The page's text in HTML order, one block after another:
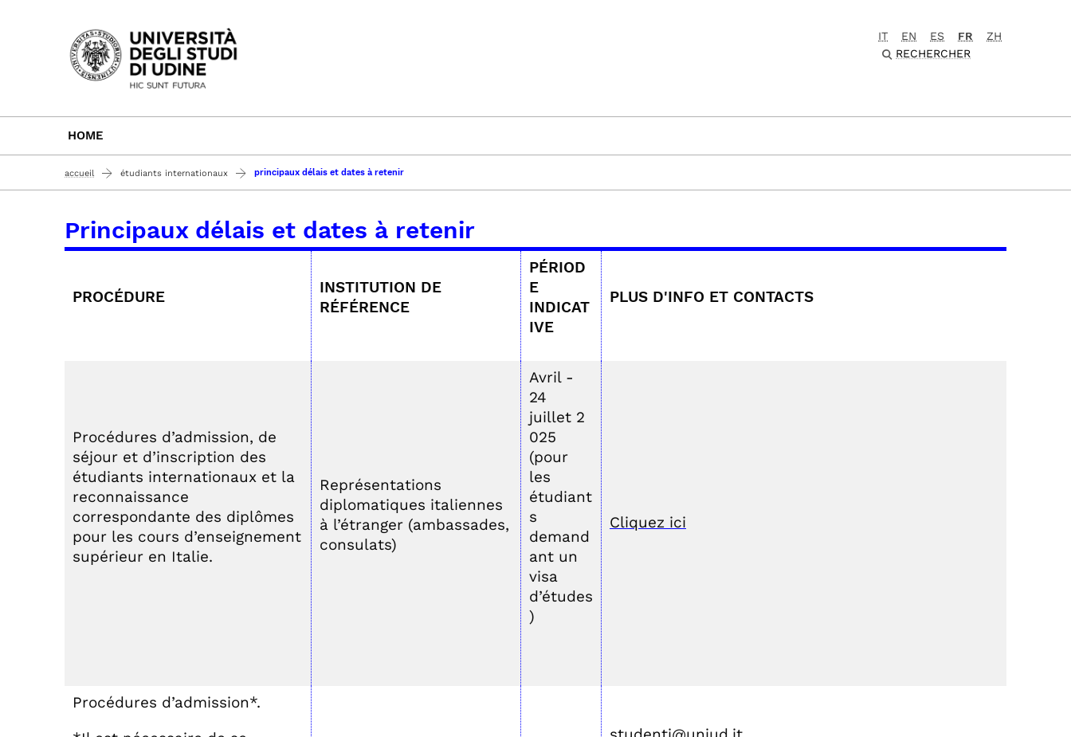
Passa al contenuto principale
IT EN ES FR
ZH
RECHERCHER
HOME
accueil étudiants internationaux principaux délais et dates à retenir
Principaux délais et dates à retenir
PROCÉDURE
INSTITUTION DE
RÉFÉRENCE
PÉRIOD
E
INDICAT
IVE
PLUS D'INFO ET CONTACTS
Procédures d’admission, de
séjour et d’inscription des
étudiants internationaux et la
reconnaissance
correspondante des diplômes
pour les cours d’enseignement
supérieur en Italie.
Représentations
diplomatiques italiennes
à l’étranger (ambassades,
consulats)
Avril -
24
juillet 2
025
(pour
les
étudiant
s
demand
ant un
visa
d’études
)
Cliquez ici
Procédures d’admission*.